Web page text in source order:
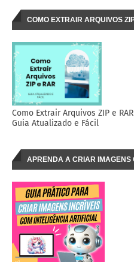
COMO EXTRAIR ARQUIVOS
Como Extrair Arquivos ZIP e
Guia Atualizado e Fácil
APRENDA A CRIAR IMAGENS